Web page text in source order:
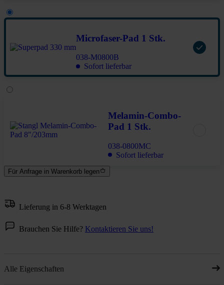
Microfaser-Pad 1 Stk.
038-M0800B
Sofort lieferbar
Melamin-Combo-
Pad 1 Stk.
038-0800MC
Sofort lieferbar
Für Anfrage in Warenkorb legen
Lieferung in 6-8 Werktagen
Brauchen Sie Hilfe? Kontaktieren Sie uns!
Alle Eigenschaften